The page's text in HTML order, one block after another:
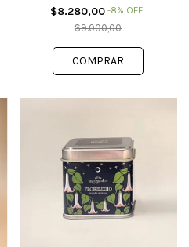
$8.280,00-8% OFF
$9.000,00